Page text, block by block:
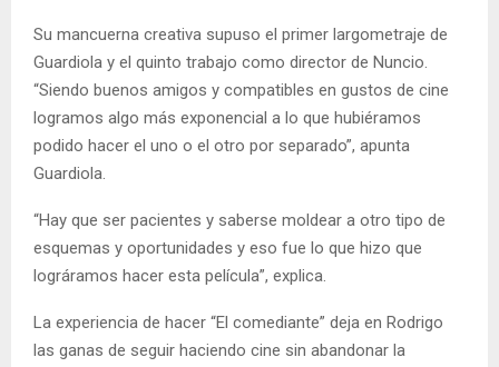
Su mancuerna creativa supuso el primer largometraje de
Guardiola y el quinto trabajo como director de Nuncio.
“Siendo buenos amigos y compatibles en gustos de cine
logramos algo más exponencial a lo que hubiéramos
podido hacer el uno o el otro por separado”, apunta
Guardiola.
“Hay que ser pacientes y saberse moldear a otro tipo de
esquemas y oportunidades y eso fue lo que hizo que
lográramos hacer esta película”, explica.
La experiencia de hacer “El comediante” deja en Rodrigo
las ganas de seguir haciendo cine sin abandonar la